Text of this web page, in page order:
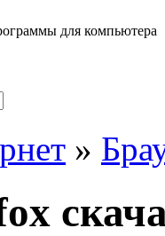
для компьютера
»